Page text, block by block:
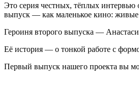
Это серия честных, тёплых
выпуск — как маленькое кино: живые
Героиня второго выпуска —
Её история — о тонкой работе с
Первый выпуск нашего проекта вы